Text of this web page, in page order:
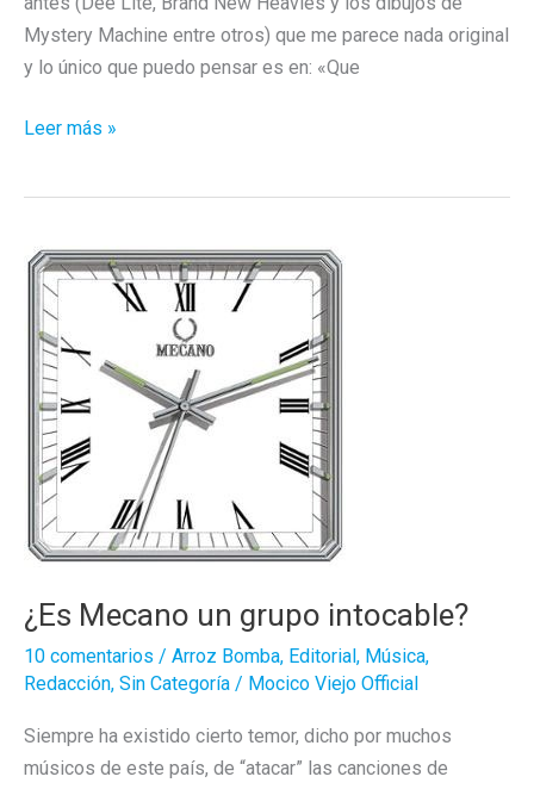
Mystery Machine entre otros) que me parece nada original
y lo único que puedo pensar es en: «Que
En
portada
de
Nancys
Rubias
Leer más »
¿Es Mecano un grupo intocable?
10 comentarios / Arroz Bomba, Editorial, Música,
Redacción, Sin Categoría / Mocico Viejo Official
Siempre ha existido cierto temor, dicho por muchos
músicos de este país, de “atacar” las canciones de